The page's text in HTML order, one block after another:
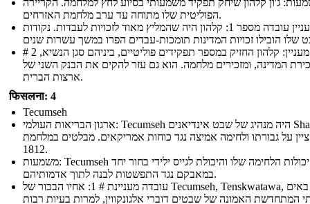
ג'ון קלהון שיחק תפקיד משמעותי בסיוע לחץ למלחמה. הקריירה
הפוליטית שלו מתוחה עד ערב מלחמת האזרחים.
מעניין עובדה מספר 1: קלהון היה שהמליץ ​​מאוד לזכויות לעבדות. נקודות
# 2 עובדה מעניין: קלהון החזיק במספר תפקידים פוליטיים, ביניהם סגן הנשיא,
המדינה, ומזכירים מלחמה. הוא גם עזר להקים את הבנק השני של
ארצות הברית.
फिसलना: 4
Tecumseh
ארגון הבריאות העולמי: Tecumseh היה מנהיג של שבט אינדיאנים Shawnee.
על גבורתו ולחימה אמיצה נגד כוחות אמריקאים. מבלטים במלחמת
1812.
משמעות: Tecumseh נודע יכולות הלחימה שלו והיכולת לגייס ילידי בחור יחד
במאבקם נגד התפשטות לבנה לתוך אדמותיהם.
עובדה מעניינת # 1: אחיו הבכור של Tecumseh, Tenskwatawa, יוסדים באים